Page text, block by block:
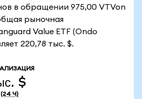
в обращении 975,00 VTVon
рыночная
Value ETF (Ondo
220,78 тыс. $.
$
(24 Ч)